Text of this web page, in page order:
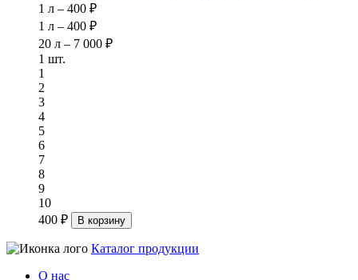
1 л – 400 ₽
1 л – 400 ₽
20 л – 7 000 ₽
1 шт.
1
2
3
4
5
6
7
8
9
10
400 ₽
В корзину
Каталог продукции
О нас